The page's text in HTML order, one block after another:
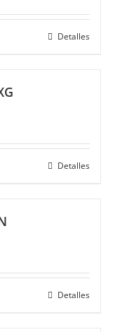
Detalles
Detalles
Detalles